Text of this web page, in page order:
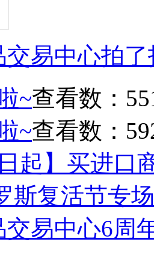
交易中心拍
~查看数：
~查看数：
日起】买进口
斯复活节专
交易中心6周